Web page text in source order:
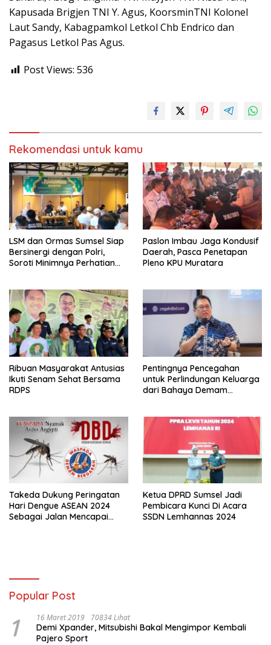
Kapusada Brigjen TNI Y. Agus, KoorsminTNI Kolonel
Laut Sandy, Kabagpamkol Letkol Chb Endrico dan
Pagasus Letkol Pas Agus.
Post Views: 536
Rekomendasi untuk kamu
LSM dan Ormas Sumsel Siap
Bersinergi dengan Polri,
Soroti Minimnya Perhatian
Paslon Imbau Jaga Kondusif
Daerah, Pasca Penetapan
Pleno KPU Muratara
Ribuan Masyarakat Antusias
Ikuti Senam Sehat Bersama
RDPS
Pentingnya Pencegahan
untuk Perlindungan Keluarga
dari Bahaya Demam
Takeda Dukung Peringatan
Hari Dengue ASEAN 2024
Sebagai Jalan Mencapai
Ketua DPRD Sumsel Jadi
Pembicara Kunci Di Acara
SSDN Lemhannas 2024
Popular Post
1 16 Maret 2019 70834 Lihat
Demi Xpander, Mitsubishi Bakal Mengimpor Kembali
Pajero Sport